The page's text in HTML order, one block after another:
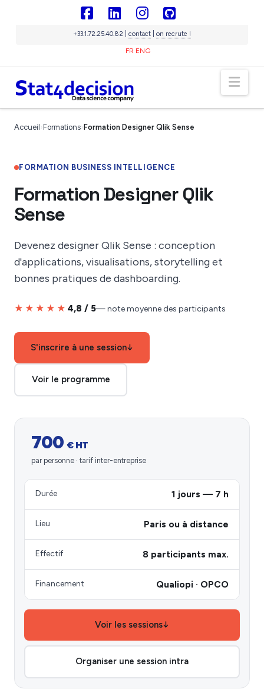
FacebookLinkedInInstagram
+33.1.72.25.40.82 | contact| on recrute !
FR ENG
Accueil› Formations›Formation Designer Qlik Sense
FORMATION BUSINESS INTELLIGENCE
Formation Designer Qlik
Sense
Devenez designer Qlik Sense : conception
d'applications, visualisations, storytelling et
bonnes pratiques de dashboarding.
★★★★★ 4,8 / 5— note moyenne des participants
S'inscrire à une session↓
Voir le programme
700€ HT
par personne · tarif inter-entreprise
Durée 1 jours — 7 h
Lieu Paris ou à distance
Effectif 8 participants max.
Financement Qualiopi · OPCO
Voir les sessions↓
Organiser une session intra
En ligne
Panneau de gestion des cookies